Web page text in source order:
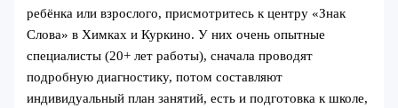
ребёнка или взрослого, присмотритесь к центру «Знак
Слова» в Химках и Куркино. У них очень опытные
специалисты (20+ лет работы), сначала проводят
подробную диагностику, потом составляют
индивидуальный план занятий, есть и подготовка к школе,